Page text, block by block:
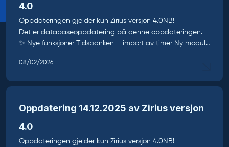
4.0
Oppdateringen gjelder kun Zirius versjon 4.0NB!
Det er databaseoppdatering på denne oppdateringen.
✨ Nye funksjoner Tidsbanken – import av timer Ny modul…
08/02/2026
Oppdatering 14.12.2025 av Zirius versjon
4.0
Oppdateringen gjelder kun Zirius versjon 4.0NB!